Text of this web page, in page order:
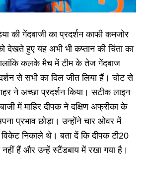
की गेंदबाजी का प्रदर्शन काफी कमजोर
देखते हुए यह अभी भी कप्तान की चिंता का
कल‌के मैच में टीम के तेज गेंदबाज
से सभी का दिल जीत लिया हैं। चोट से
ने अच्छा प्रदर्शन किया। सटीक लाइन
में माहिर दीपक ने दक्षिण अफ्रीका के
प्रभाव छोड़ा। उन्होंने चार ओवर में
निकाले थे। बता दें कि दीपक टी20
हैं और उन्हें स्टैंडबाय में रखा गया है।